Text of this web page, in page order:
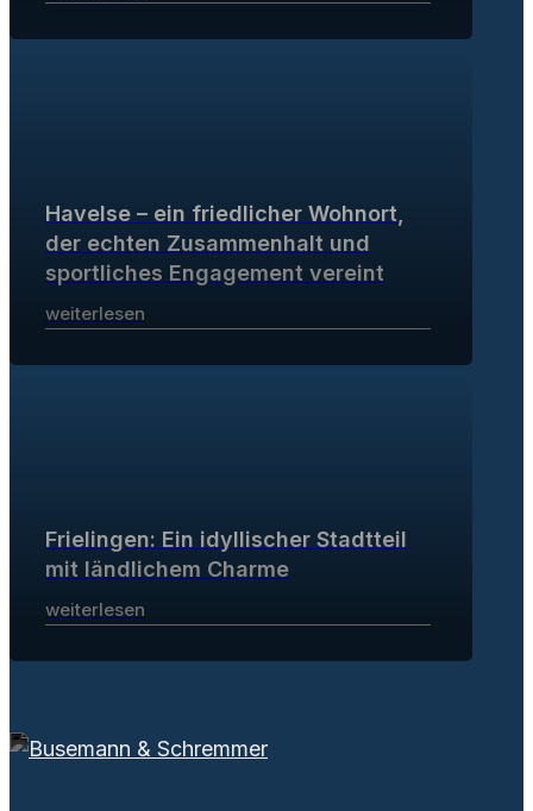
Havelse – ein friedlicher Wohnort,
der echten Zusammenhalt und
sportliches Engagement vereint
weiterlesen
Frielingen: Ein idyllischer Stadtteil
mit ländlichem Charme
weiterlesen